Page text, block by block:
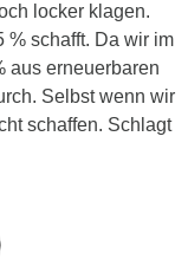
locker klagen.
% schafft. Da wir im
aus erneuerbaren
Selbst wenn wir
schaffen. Schlagt